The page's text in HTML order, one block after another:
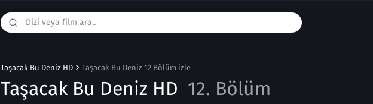
Taşacak Bu Deniz HD Taşacak Bu Deniz 12.Bölüm izle
Taşacak Bu Deniz HD 12. Bölüm